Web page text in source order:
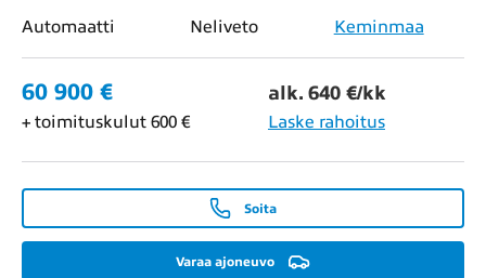
Automaatti
Neliveto Keminmaa
60 900 € alk. 640 €/kk
+ toimituskulut 600 € Laske rahoitus
Soita
Varaa ajoneuvo